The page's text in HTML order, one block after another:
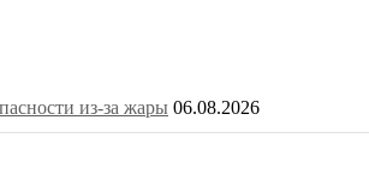
из-за жары 06.08.2026